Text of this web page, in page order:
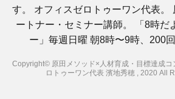
す。 オフィスゼロトゥーワン代表。
ートナー・セミナー講師。 「8時だ
ー」毎週日曜 朝8時〜9時、200
Copyright© 原田メソッド×人材育成・目標達成コ
ロトゥーワン代表 濱地秀穂 , 2020 All